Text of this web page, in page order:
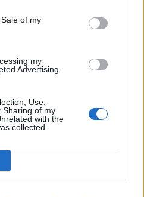
of my
my
Advertising.
Use,
Sharing of my
with the
collected.
izjūt nomāktību, liecina